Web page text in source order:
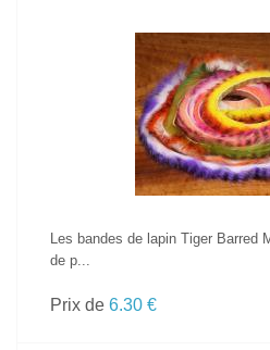
VOIR LE
Les bandes de lapin Tiger Barred
de p...
Prix de 6.30 €